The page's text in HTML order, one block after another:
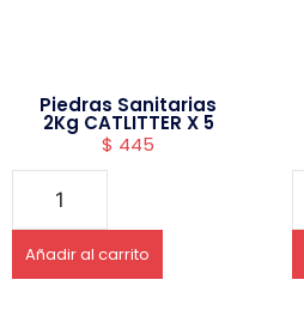
Piedras Sanitarias
2Kg CATLITTER X 5
$ 445
Añadir al carrito